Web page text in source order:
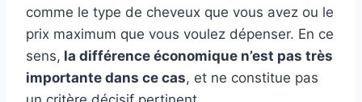
comme le type de cheveux que vous avez ou le
prix maximum que vous voulez dépenser. En ce
sens, la différence économique n’est pas très
importante dans ce cas, et ne constitue pas